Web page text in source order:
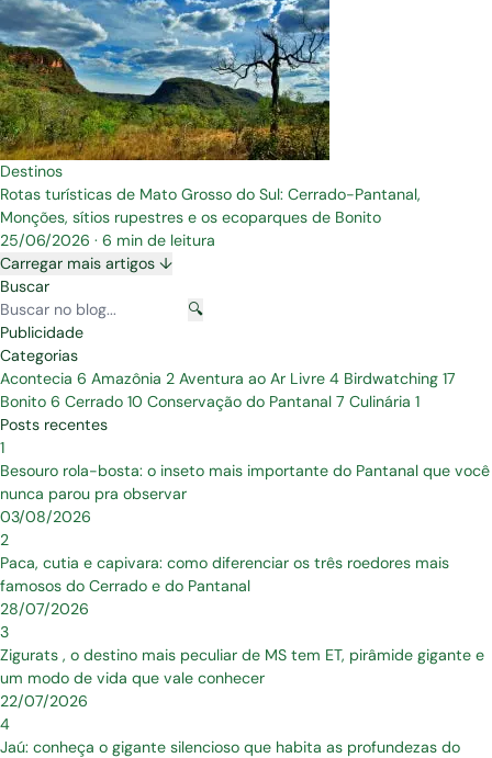
Destinos
Rotas turísticas de Mato Grosso do Sul: Cerrado-Pantanal,
Monções, sítios rupestres e os ecoparques de Bonito
25/06/2026 · 6 min de leitura
Carregar mais artigos ↓
Buscar
🔍
Publicidade
Categorias
Acontecia 6 Amazônia 2 Aventura ao Ar Livre 4 Birdwatching 17
Bonito 6 Cerrado 10 Conservação do Pantanal 7 Culinária 1
Posts recentes
1
Besouro rola-bosta: o inseto mais importante do Pantanal que você
nunca parou pra observar
03/08/2026
2
Paca, cutia e capivara: como diferenciar os três roedores mais
famosos do Cerrado e do Pantanal
28/07/2026
3
Zigurats , o destino mais peculiar de MS tem ET, pirâmide gigante e
um modo de vida que vale conhecer
22/07/2026
4
Jaú: conheça o gigante silencioso que habita as profundezas do